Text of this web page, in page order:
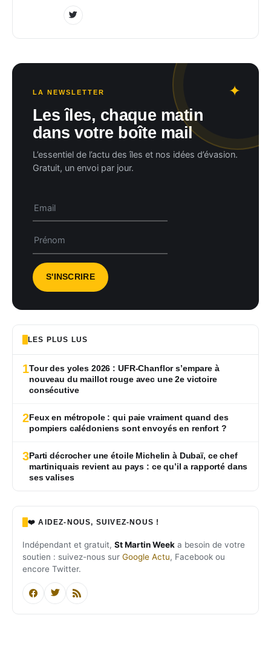
LA NEWSLETTER
Les îles, chaque matin
dans votre boîte mail
L’essentiel de l’actu des îles et nos idées d’évasion.
Gratuit, un envoi par jour.
LES PLUS LUS
1Tour des yoles 2026 : UFR-Chanflor s’empare à
nouveau du maillot rouge avec une 2e victoire
consécutive
2Feux en métropole : qui paie vraiment quand des
pompiers calédoniens sont envoyés en renfort ?
3Parti décrocher une étoile Michelin à Dubaï, ce chef
martiniquais revient au pays : ce qu’il a rapporté dans
ses valises
❤️ AIDEZ-NOUS, SUIVEZ-NOUS !
Indépendant et gratuit, St Martin Week a besoin de votre
soutien : suivez-nous sur Google Actu, Facebook ou
encore Twitter.